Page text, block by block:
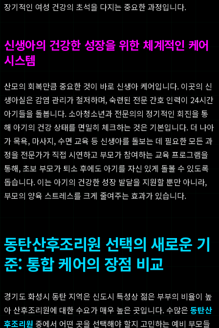
장기적인 여성 건강의 초석을 다지는 중요한 과정입니다.
신생아의 건강한 성장을 위한 체계적인 케어
시스템
산모의 회복만큼 중요한 것이 바로 신생아 케어입니다. 이곳의 신
생아실은 감염 관리가 철저하며, 숙련된 전문 간호 인력이 24시간
아기들을 돌봅니다. 소아청소년과 전문의의 정기적인 회진을 통
해 아기의 건강 상태를 면밀히 체크하는 것은 기본입니다. 더 나아
가 목욕, 마사지, 수면 교육 등 신생아를 돌보는 데 필요한 모든 과
정을 전문가가 직접 시연하고 부모가 참여하는 교육 프로그램을
통해, 초보 부모가 퇴소 후에도 아기를 자신 있게 돌볼 수 있도록
돕습니다. 이는 아기의 건강한 성장 발달을 지원할 뿐만 아니라,
부모의 양육 스트레스를 크게 줄여주는 효과가 있습니다.
동탄산후조리원 선택의 새로운 기
준: 통합 케어의 장점 비교
경기도 화성시 동탄 지역은 신도시 특성상 젊은 부부의 비율이 높
아 산후조리원에 대한 수요가 매우 높은 곳입니다. 수많은 동탄산
후조리원 중에서 어떤 곳을 선택해야 할지 고민하는 예비 부모들